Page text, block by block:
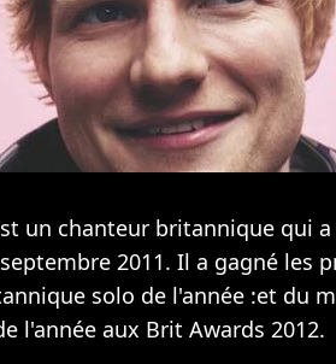
un chanteur britannique qui
2011. Il a gagné les
solo de l'année :et du
l'année aux Brit Awards 2012.